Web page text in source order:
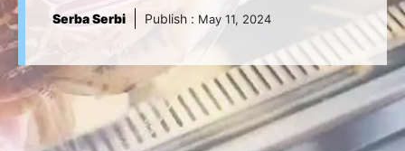
Serba Serbi Publish : May 11, 2024